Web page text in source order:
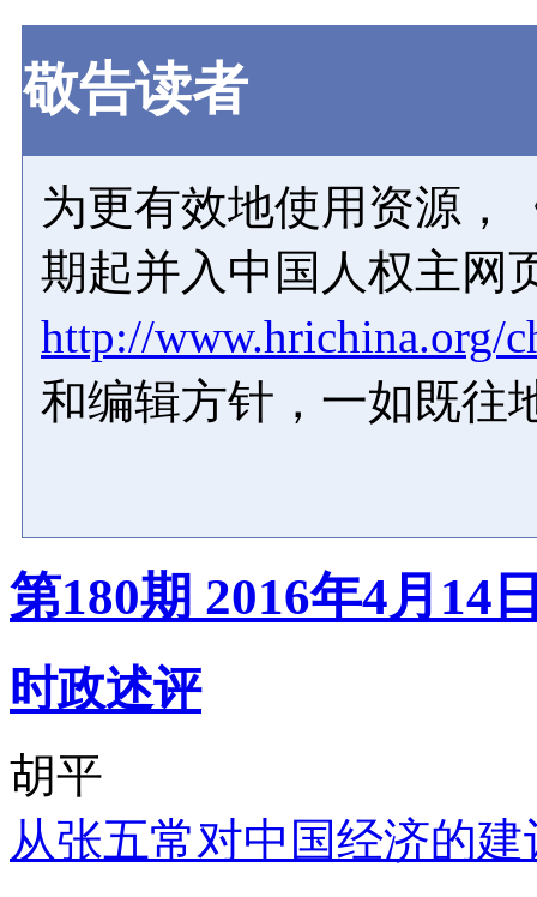
敬告读者
为更有效地使用资源，
期起并入中国人权主网
http://www.hrichina.org/
和编辑方针，一如既往
第180期 2016年4月14
时政述评
胡平
从张五常对中国经济的